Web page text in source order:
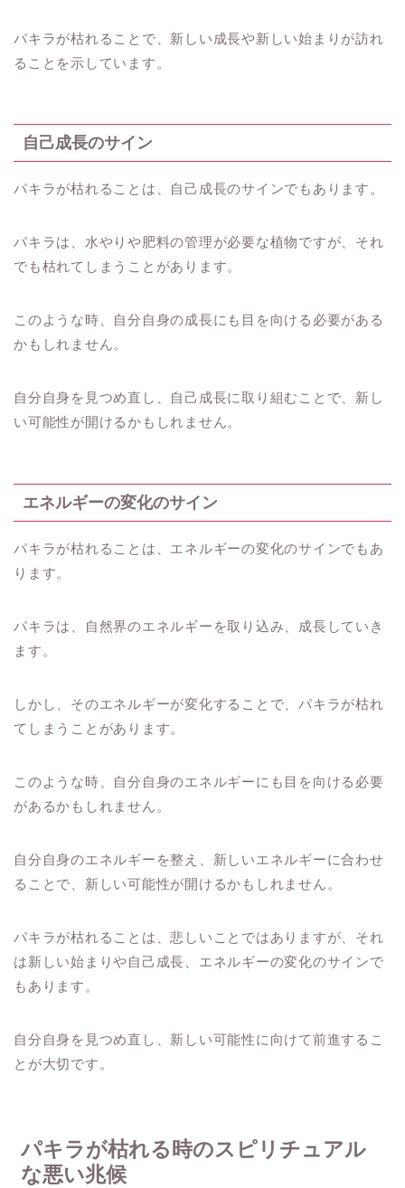
パキラが枯れることで、新しい成長や新しい始まりが訪れ
ることを示しています。
自己成長のサイン
パキラが枯れることは、自己成長のサインでもあります。
パキラは、水やりや肥料の管理が必要な植物ですが、それ
でも枯れてしまうことがあります。
このような時、自分自身の成長にも目を向ける必要がある
かもしれません。
自分自身を見つめ直し、自己成長に取り組むことで、新し
い可能性が開けるかもしれません。
エネルギーの変化のサイン
パキラが枯れることは、エネルギーの変化のサインでもあ
ります。
パキラは、自然界のエネルギーを取り込み、成長していき
ます。
しかし、そのエネルギーが変化することで、パキラが枯れ
てしまうことがあります。
このような時、自分自身のエネルギーにも目を向ける必要
があるかもしれません。
自分自身のエネルギーを整え、新しいエネルギーに合わせ
ることで、新しい可能性が開けるかもしれません。
パキラが枯れることは、悲しいことではありますが、それ
は新しい始まりや自己成長、エネルギーの変化のサインで
もあります。
自分自身を見つめ直し、新しい可能性に向けて前進するこ
とが大切です。
パキラが枯れる時のスピリチュアル
な悪い兆候